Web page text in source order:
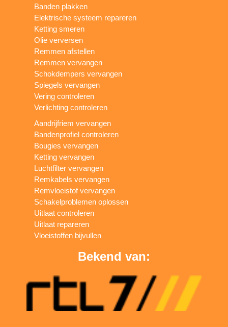
Banden plakken
Elektrische systeem repareren
Ketting smeren
Olie verversen
Remmen afstellen
Remmen vervangen
Schokdempers vervangen
Spiegels vervangen
Vering controleren
Verlichting controleren
Aandrijfriem vervangen
Bandenprofiel controleren
Bougies vervangen
Ketting vervangen
Luchtfilter vervangen
Remkabels vervangen
Remvloeistof vervangen
Schakelproblemen oplossen
Uitlaat controleren
Uitlaat repareren
Vloeistoffen bijvullen
Bekend van: